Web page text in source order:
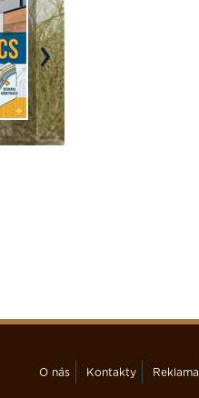
Next
O nás Kontakty Reklama